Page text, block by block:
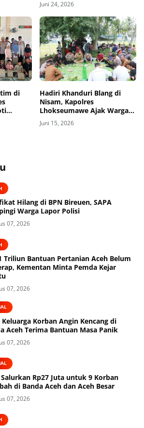
Masyarakat
Juni 24, 2026
di
Hadiri Khanduri Blang di
Nisam, Kapolres
Lhokseumawe Ajak Warga
Jaga Kamtibmas dan
Ketahanan Pangan
Juni 15, 2026
Hilang di BPN Bireuen, SAPA
Warga Lapor Polisi
07, 2026
Triliun Bantuan Pertanian Aceh Belum
Kementan Minta Pemda Kejar
07, 2026
Keluarga Korban Angin Kencang di
Aceh Terima Bantuan Masa Panik
07, 2026
Salurkan Rp27 Juta untuk 9 Korban
di Banda Aceh dan Aceh Besar
07, 2026